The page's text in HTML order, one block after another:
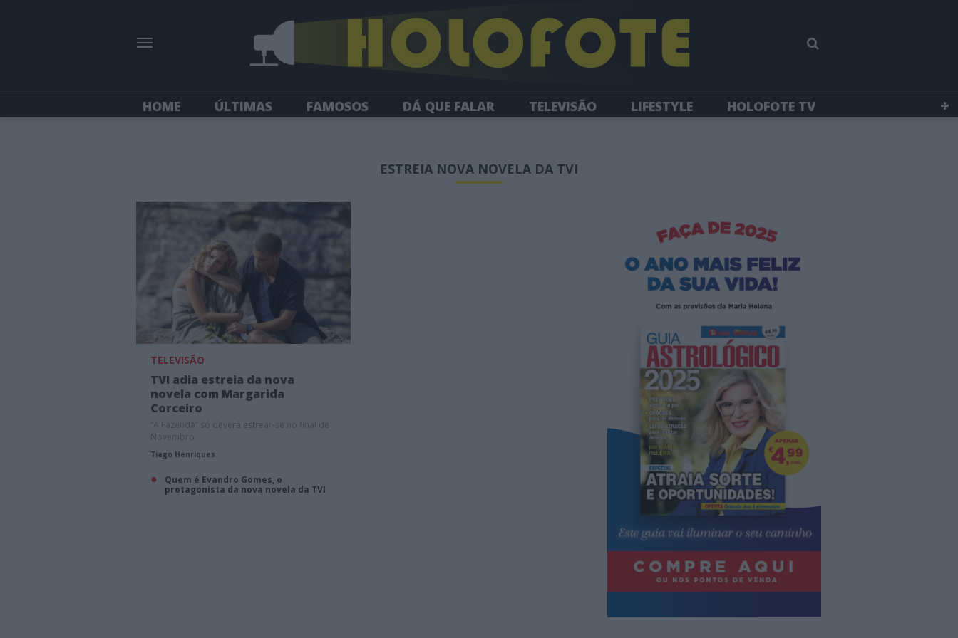
HOME ÚLTIMAS FAMOSOS DÁ QUE FALAR TELEVISÃO LIFESTYLE
HOLOFOTE TV
ESTREIA NOVA NOVELA DA TVI
TELEVISÃO
TVI adia estreia da nova
novela com Margarida
Corceiro
“A Fazenda” só deverá estrear-se no final de
Novembro
Tiago Henriques
Quem é Evandro Gomes, o
protagonista da nova novela da TVI